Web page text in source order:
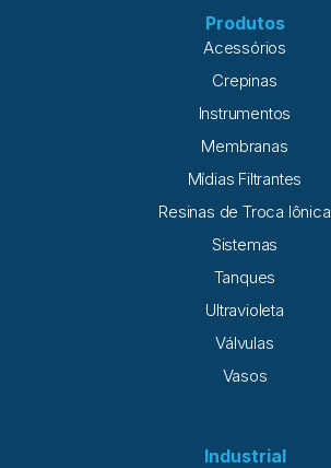
Produtos
Acessórios
Crepinas
Instrumentos
Membranas
Mídias Filtrantes
Resinas de Troca Iônica
Sistemas
Tanques
Ultravioleta
Válvulas
Vasos
Industrial